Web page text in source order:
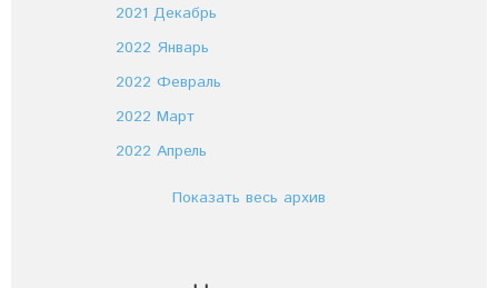
2021 Декабрь
2022 Январь
2022 Февраль
2022 Март
2022 Апрель
Показать весь архив